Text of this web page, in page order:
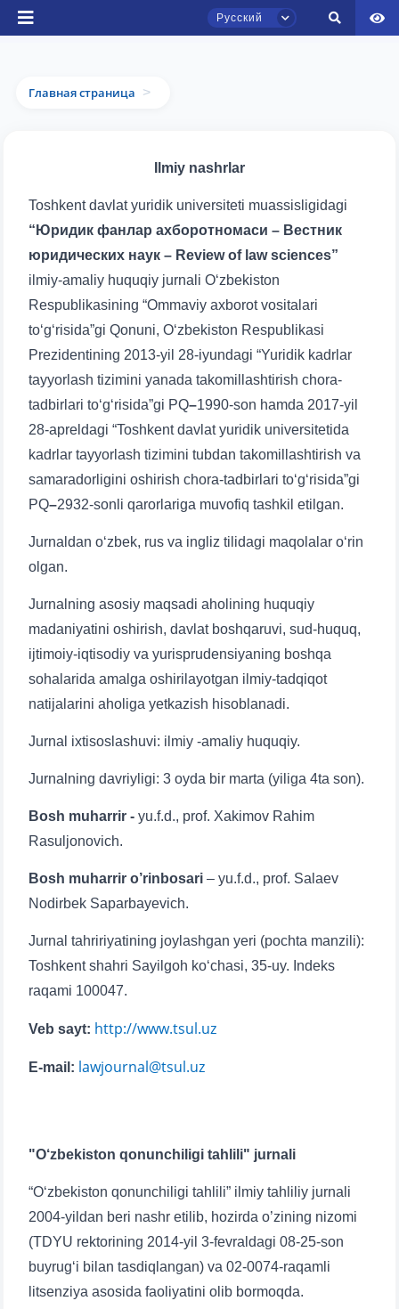
Русский
Ваше имя и фамилия
Ваш номер телефона
отправить
Главная страница >
Ilmiy nashrlar
Toshkent davlat yuridik universiteti muassisligidagi
“Юридик фанлар ахборотномаси – Вестник
юридических наук – Review of law sciences”
ilmiy-amaliy huquqiy jurnali O‘zbekiston
Respublikasining “Ommaviy axborot vositalari
to‘g‘risida”gi Qonuni, O‘zbekiston Respublikasi
Prezidentining 2013-yil 28-iyundagi “Yuridik kadrlar
tayyorlash tizimini yanada takomillashtirish chora-
tadbirlari to‘g‘risida”gi PQ–1990-son hamda 2017-yil
28-apreldagi “Toshkent davlat yuridik universitetida
kadrlar tayyorlash tizimini tubdan takomillashtirish va
samaradorligini oshirish chora-tadbirlari to‘g‘risida”gi
PQ–2932-sonli qarorlariga muvofiq tashkil etilgan.
Jurnaldan o‘zbek, rus va ingliz tilidagi maqolalar o‘rin
olgan.
Jurnalning asosiy maqsadi aholining huquqiy
madaniyatini oshirish, davlat boshqaruvi, sud-huquq,
ijtimoiy-iqtisodiy va yurisprudensiyaning boshqa
sohalarida amalga oshirilayotgan ilmiy-tadqiqot
natijalarini aholiga yetkazish hisoblanadi.
Jurnal ixtisoslashuvi: ilmiy -amaliy huquqiy.
Jurnalning davriyligi: 3 oyda bir marta (yiliga 4ta son).
Bosh muharrir - yu.f.d., prof. Xakimov Rahim
Rasuljonovich.
Bosh muharrir o’rinbosari – yu.f.d., prof. Salaev
Nodirbek Saparbayevich.
Jurnal tahririyatining joylashgan yeri (pochta manzili):
Toshkent shahri Sayilgoh ko‘chasi, 35-uy. Indeks
raqami 100047.
Veb sayt: http://www.tsul.uz
Е-mail: lawjournal@tsul.uz
"O‘zbekiston qonunchiligi tahlili" jurnali
“O‘zbekiston qonunchiligi tahlili” ilmiy tahliliy jurnali
2004-yildan beri nashr etilib, hozirda o’zining nizomi
(TDYU rektorining 2014-yil 3-fevraldagi 08-25-son
buyrug‘i bilan tasdiqlangan) va 02-0074-raqamli
litsenziya asosida faoliyatini olib bormoqda.
Чат приёмной комиссии ТГЮУ
Здравствуйте! Добро пожаловать в чат
приёмной комиссии ТГЮУ.
вопросам приёма.
Выберите тему — затем появятся
конкретные вопросы:
2. Документы (магистр) (4)
4. Собеседование (магистр) (5) 5. Стоимость обучения (2)
6. Онлайн-заявки (15) 7. Колл-центр (4)
✉️ Написать администратору